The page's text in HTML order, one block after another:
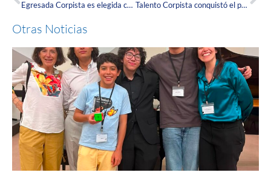
Egresada Corpista es elegida como Directora de la primera Orquesta Filarmónica Femenina de Colombia Talento Corpista conquistó el primer lugar en el Torneo Nacional de Wushu – Kung Fu
Otras Noticias